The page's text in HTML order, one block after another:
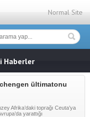
Normal Site
Haberler
ültimatonu
Afrika’daki toprağı Ceuta’ya
yarattığı